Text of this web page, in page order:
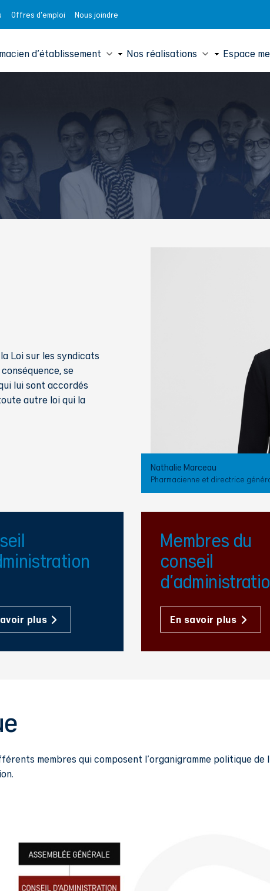
Offres d'emploi Nous joindre
d'établissement Nos réalisations Espace
Loi sur les syndicats
se
lui sont accordés
autre loi qui la
Nathalie Marceau
Pharmacienne et directrice
plus
Membres du
conseil
En savoir plus
membres qui composent l'organigramme politique de